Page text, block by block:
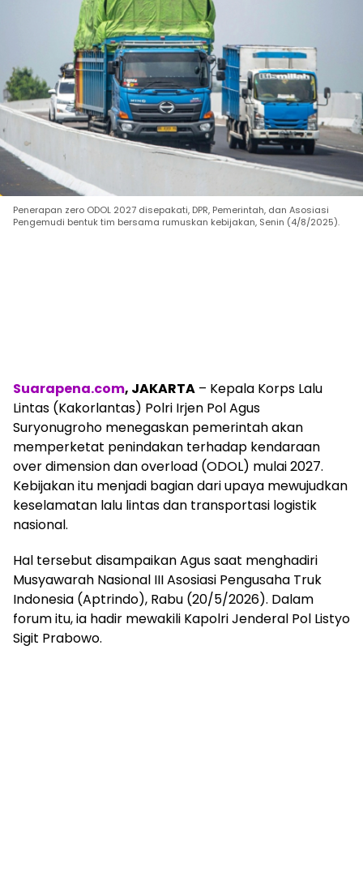
Penerapan zero ODOL 2027 disepakati, DPR, Pemerintah, dan Asosiasi
Pengemudi bentuk tim bersama rumuskan kebijakan, Senin (4/8/2025).
Suarapena.com, JAKARTA – Kepala Korps Lalu
Lintas (Kakorlantas) Polri Irjen Pol Agus
Suryonugroho menegaskan pemerintah akan
memperketat penindakan terhadap kendaraan
over dimension dan overload (ODOL) mulai 2027.
Kebijakan itu menjadi bagian dari upaya mewujudkan
keselamatan lalu lintas dan transportasi logistik
nasional.
Hal tersebut disampaikan Agus saat menghadiri
Musyawarah Nasional III Asosiasi Pengusaha Truk
Indonesia (Aptrindo), Rabu (20/5/2026). Dalam
forum itu, ia hadir mewakili Kapolri Jenderal Pol Listyo
Sigit Prabowo.